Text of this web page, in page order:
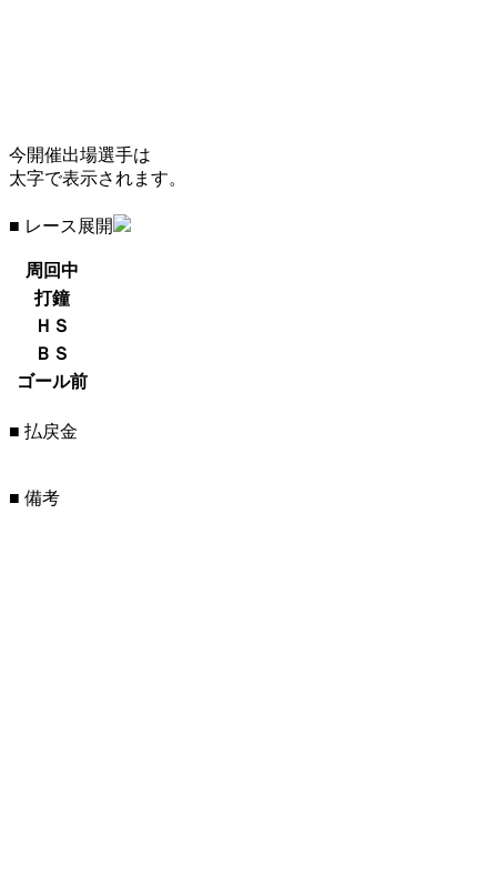
今開催出場選手は
太字で表示されます。
■ レース展開
周回中
打鐘
ＨＳ
ＢＳ
ゴール前
■ 払戻金
■ 備考